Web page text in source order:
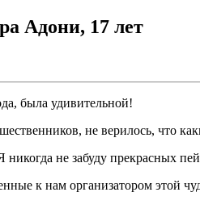
Адони, 17 лет
была удивительной!
не верилось, что
не забуду прекрасных
к нам организатором этой